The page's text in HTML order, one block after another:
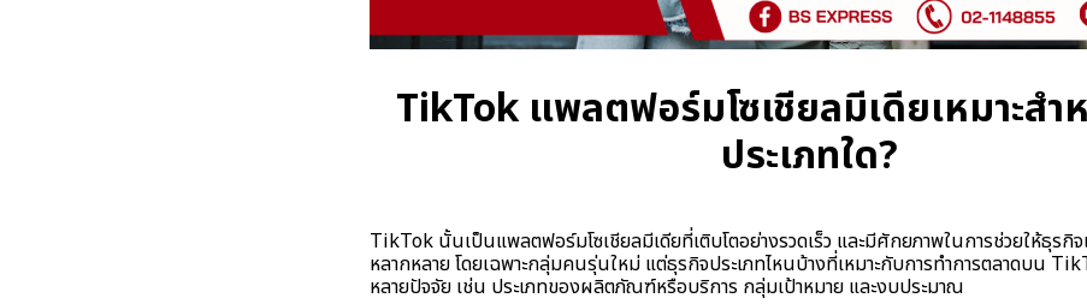
TikTok แพลตฟอร์มโซเชียลมีเดียเหมาะสำ
ประเภทใด?
TikTok นั้นเป็นแพลตฟอร์มโซเชียลมีเดียที่เติบโตอย่างรวดเร็ว และมีศักยภาพในการช่วยให้ธุรกิ
หลากหลาย โดยเฉพาะกลุ่มคนรุ่นใหม่ แต่ธุรกิจประเภทไหนบ้างที่เหมาะกับการทำการตลาดบน
หลายปัจจัย เช่น ประเภทของผลิตภัณฑ์หรือบริการ กลุ่มเป้าหมาย และงบประมาณ